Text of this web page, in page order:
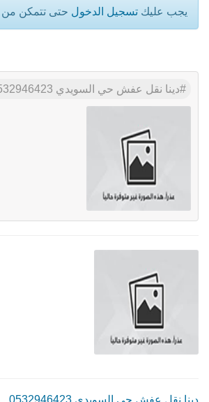
يجب عليك تسجيل الدخول حتى تتمكن من
دينا نقل عفش حي السويدي 0532946423
دينا نقل عفش حي السويدي 0532946423